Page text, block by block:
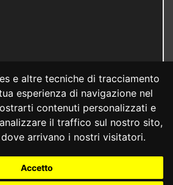
e altre tecniche di tracciamento
esperienza di navigazione nel
contenuti personalizzati e
il traffico sul nostro sito,
arrivano i nostri visitatori.
Accetto